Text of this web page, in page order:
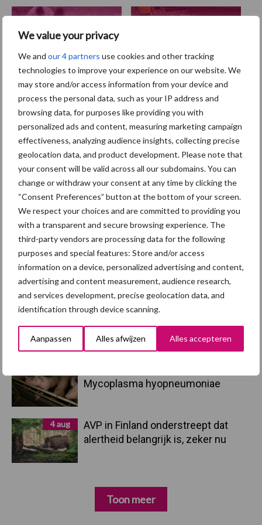
We value your privacy
We and our 4 partners use cookies and other tracking
technologies to improve your experience on our website. We
may store and/or access information from your device and
process the personal data, such as your IP address and
browsing data, for purposes like providing you with
personalized ads and content, measuring marketing campaign
effectiveness, analyzing audience insights, collecting precise
geolocation data, and product development. Please note that
your consent will be valid across all our subdomains. You can
change or withdraw your consent at any time by clicking the
“Consent Preferences” button at the bottom of your screen.
We respect your choices and are committed to providing you
with a transparent and secure browsing experience. The
third-party vendors are processing data for the following
purposes and special features: Store and/or access
information on a device, personalized advertising and content,
advertising and content measurement, audience research,
and services development, precise geolocation data, and
identification through device scanning.
Aanpassen Alles afwijzen Alles accepteren
Primaire
Sidebar
Recent nieuws Partner nieuws
7 aug
Britse varkenssector vreest
afzetcrisis in het najaar
7 aug
Grondstoffenmarkt blijft grillig:
droogte en geopolitiek houden
handel in de greep
5 aug
“Vraag naar praktische
hygieneoplossingen is in Polen
groter dan ooit”
Mycoplasma hyopneumoniae
4 aug
AVP in Finland onderstreept dat
alertheid belangrijk is, zeker nu
Toon meer
varkenspest
Toon meer